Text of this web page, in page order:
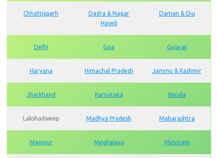
Chhattisgarh
Dadra & Nagar
Haveli
Daman & Diu
Delhi Goa Gujarat
Haryana Himachal Pradesh Jammu & Kashmir
Jharkhand Karnataka Kerala
Lakshadweep Madhya Pradesh Maharashtra
Manipur Meghalaya Mizoram